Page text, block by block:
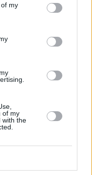
el derecho de
se aplicarán
en este sitio web o
my
of my
with the